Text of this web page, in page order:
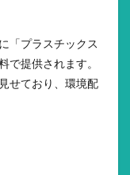
「プラスチックス
で提供されます。
せており、環境配